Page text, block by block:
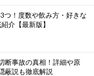
つ！度数や飲み方・好きな
介【最新版】
断事故の真相！詳細や原
蔽説も徹底解説